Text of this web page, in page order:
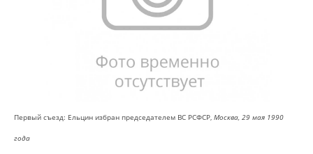
Первый съезд: Ельцин избран председателем ВС РСФСР, Москва, 29 мая 1990
года